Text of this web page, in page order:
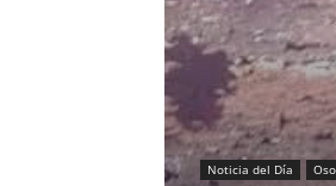
Noticia del Día